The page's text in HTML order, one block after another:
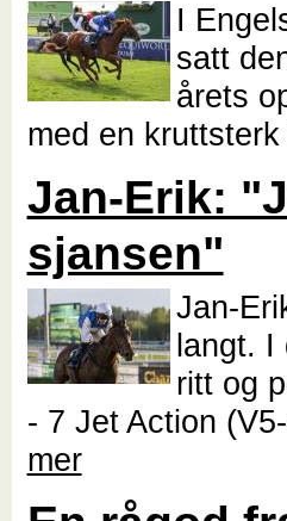
I
satt
årets
med en
Jan-Erik:
sjansen"
Jan-
langt. I
ritt og
- 7 Jet Action
mer